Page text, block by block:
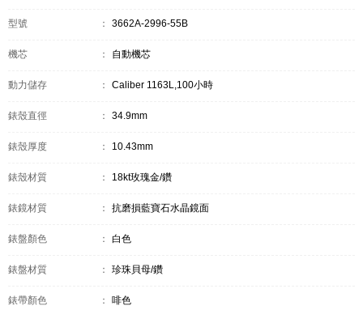
型號 ： 3662A-2996-55B
機芯 ： 自動機芯
動力儲存 ： Caliber 1163L,100小時
錶殼直徑 ： 34.9mm
錶殼厚度 ： 10.43mm
錶殼材質 ： 18kt玫瑰金/鑽
錶鏡材質 ： 抗磨損藍寶石水晶鏡面
錶盤顏色 ： 白色
錶盤材質 ： 珍珠貝母/鑽
錶帶顏色 ： 啡色